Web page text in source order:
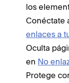
los
Conéctate
enlaces a
Oculta
en No
Protege